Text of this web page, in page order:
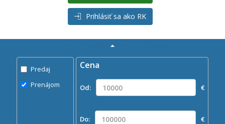
Prihlásiť sa ako RK
×
Predaj
Prenájom
Cena
Od: €
Do: €